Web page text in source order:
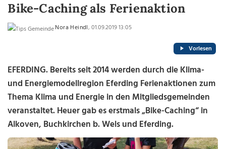
Bike-Caching als Ferienaktion
Nora Heindl, 01.09.2019 13:05
Vorlesen
EFERDING. Bereits seit 2014 werden durch die Klima-
und Energiemodellregion Eferding Ferienaktionen zum
Thema Klima und Energie in den Mitgliedsgemeinden
veranstaltet. Heuer gab es erstmals „Bike-Caching“ in
Alkoven, Buchkirchen b. Wels und Eferding.